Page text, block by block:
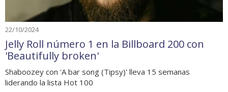
22/10/2024
Jelly Roll número 1 en la Billboard 200 con
'Beautifully broken'
Shaboozey con 'A bar song (Tipsy)' lleva 15 semanas
liderando la lista Hot 100